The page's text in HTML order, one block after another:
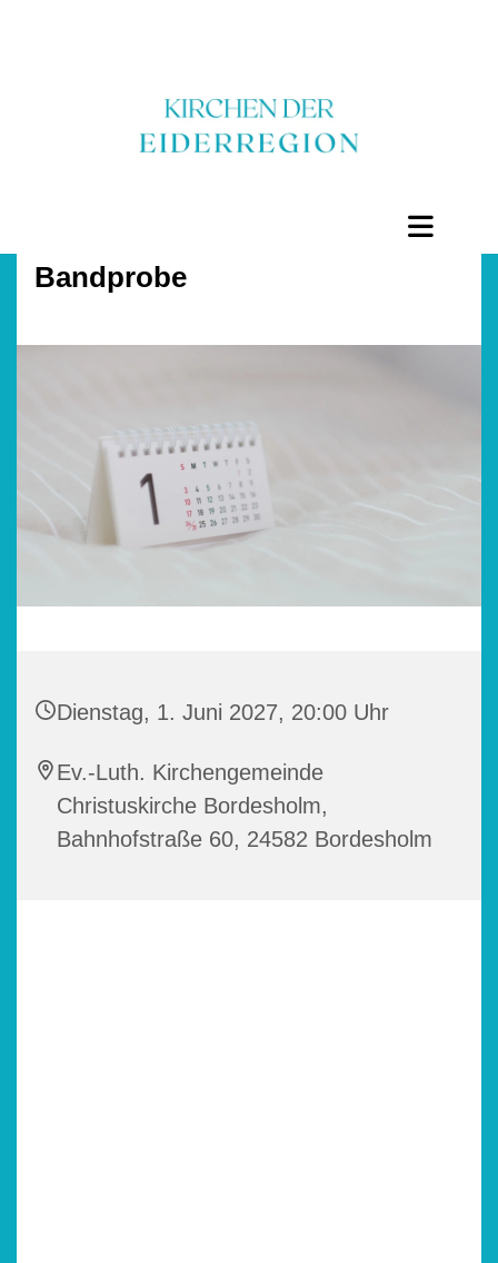
Bandprobe
Dienstag, 1. Juni 2027, 20:00 Uhr
Ev.-Luth. Kirchengemeinde
Christuskirche Bordesholm,
Bahnhofstraße 60, 24582 Bordesholm